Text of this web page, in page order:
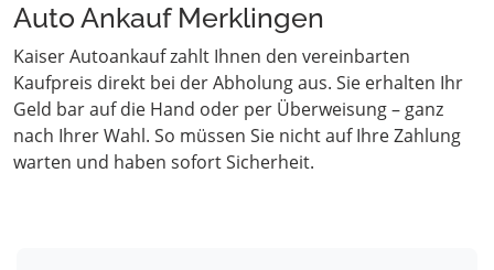
Auto Ankauf Merklingen
Kaiser Autoankauf zahlt Ihnen den vereinbarten
Kaufpreis direkt bei der Abholung aus. Sie erhalten Ihr
Geld bar auf die Hand oder per Überweisung – ganz
nach Ihrer Wahl. So müssen Sie nicht auf Ihre Zahlung
warten und haben sofort Sicherheit.